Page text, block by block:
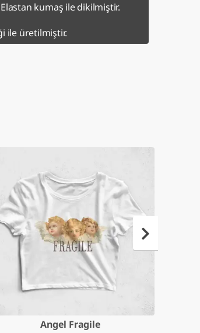
kumaş ile dikilmiştir.
ile üretilmiştir.
Angel Fragile